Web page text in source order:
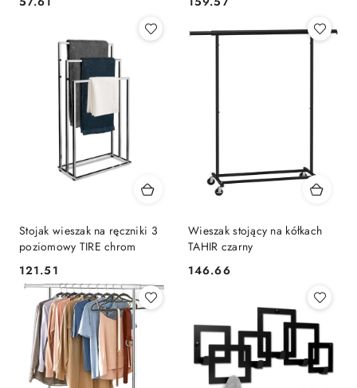
Cena: Cena:
Stojak wieszak na ręczniki 3
poziomowy TIRE chrom
Cena:
121.51
Wieszak stojący na kółkach
TAHIR czarny
Cena:
146.66